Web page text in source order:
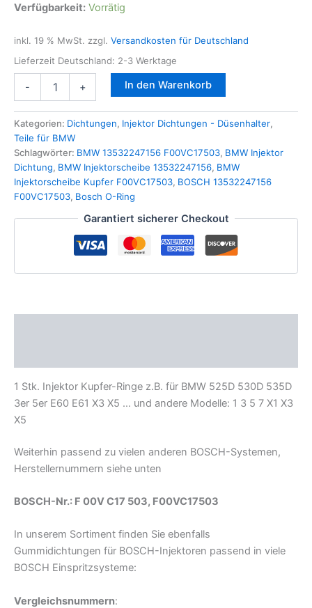
Verfügbarkeit: Vorrätig
inkl. 19 % MwSt. zzgl. Versandkosten für Deutschland
Lieferzeit Deutschland: 2-3 Werktage
-
Kupferscheibe
Injektor
BOSCH
F00VC17503
für
BMW
FIAT
Mercedes
Menge
+ In den Warenkorb
Kategorien: Dichtungen, Injektor Dichtungen - Düsenhalter,
Teile für BMW
Schlagwörter: BMW 13532247156 F00VC17503, BMW Injektor
Dichtung, BMW Injektorscheibe 13532247156, BMW
Injektorscheibe Kupfer F00VC17503, BOSCH 13532247156
F00VC17503, Bosch O-Ring
Garantiert sicherer Checkout
1 Stk. Injektor Kupfer-Ringe z.B. für BMW 525D 530D 535D
3er 5er E60 E61 X3 X5 … und andere Modelle: 1 3 5 7 X1 X3
X5
Weiterhin passend zu vielen anderen BOSCH-Systemen,
Herstellernummern siehe unten
BOSCH-Nr.: F 00V C17 503, F00VC17503
In unserem Sortiment finden Sie ebenfalls
Gummidichtungen für BOSCH-Injektoren passend in viele
BOSCH Einspritzsysteme:
Vergleichsnummern: